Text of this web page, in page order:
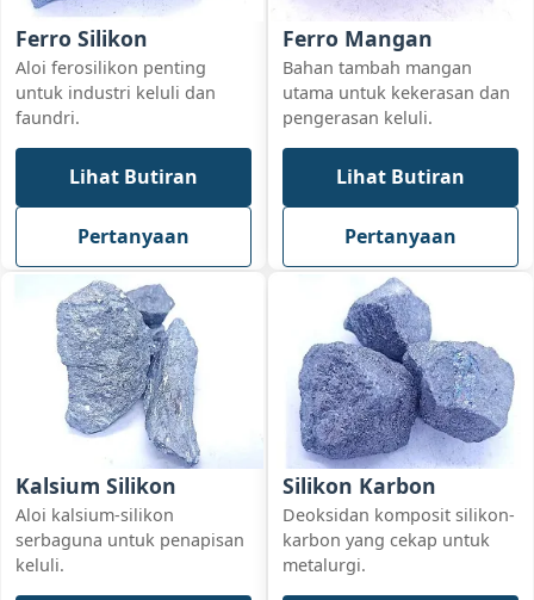
Ferro Silikon
Aloi ferosilikon penting
untuk industri keluli dan
faundri.
Lihat Butiran
Pertanyaan
Ferro Mangan
Bahan tambah mangan
utama untuk kekerasan dan
pengerasan keluli.
Lihat Butiran
Pertanyaan
Kalsium Silikon
Aloi kalsium-silikon
serbaguna untuk penapisan
keluli.
Silikon Karbon
Deoksidan komposit silikon-
karbon yang cekap untuk
metalurgi.